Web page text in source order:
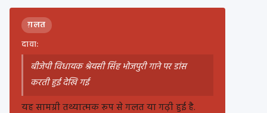
ग़लत
दावा:
बीजेपी विधायक श्रेयसी सिंह भोजपुरी गाने पर डांस
करती हुई देखि गई
यह सामग्री तथ्यात्मक रूप से गलत या गढ़ी हुई है.